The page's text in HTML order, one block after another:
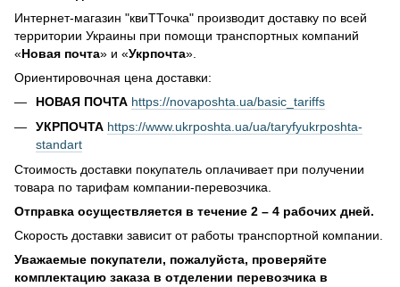
Интернет-магазин "квиТТочка" производит доставку по всей
территории Украины при помощи транспортных компаний
«Новая почта» и «Укрпочта».
Ориентировочная цена доставки:
НОВАЯ ПОЧТА https://novaposhta.ua/basic_tariffs
УКРПОЧТА https://www.ukrposhta.ua/ua/taryfyukrposhta-
standart
Стоимость доставки покупатель оплачивает при получении
товара по тарифам компании-перевозчика.
Отправка осуществляется в течение 2 – 4 рабочих дней.
Скорость доставки зависит от работы транспортной компании.
Уважаемые покупатели, пожалуйста, проверяйте
комплектацию заказа в отделении перевозчика в